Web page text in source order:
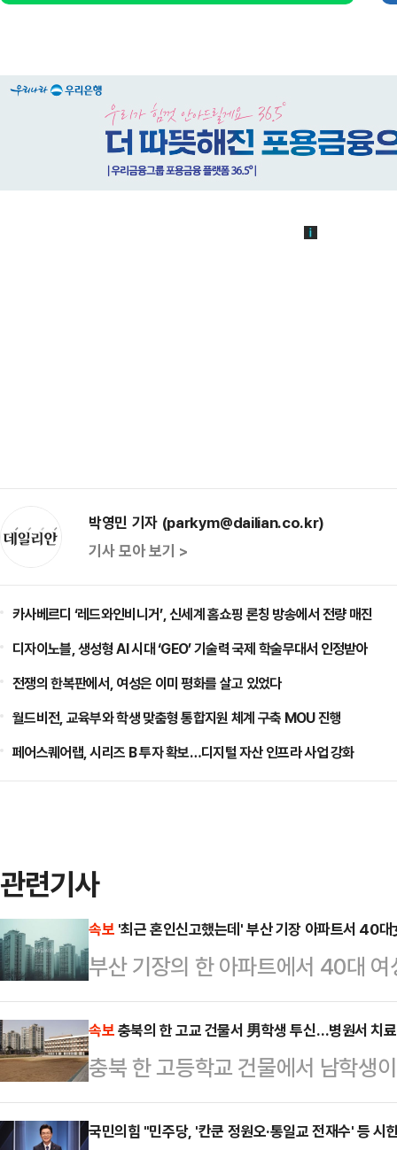
박영민 기자 (parkym@dailian.co.kr)
기사 모아 보기 >
카사베르디 ‘레드와인비니거’, 신세계 홈쇼핑 론칭 방송에서 전량 매진
디자이노블, 생성형 AI 시대 ‘GEO’ 기술력 국제 학술무대서 인정받아
전쟁의 한복판에서, 여성은 이미 평화를 살고 있었다
월드비전, 교육부와 학생 맞춤형 통합지원 체계 구축 MOU 진행
페어스퀘어랩, 시리즈 B 투자 확보…디지털 자산 인프라 사업 강화
관련기사
속보 '최근 혼인신고했는데' 부산 기장 아파트서 40
부산 기장의 한 아파트에서 40대
전 2시22분께 기장군의 한 아파트
채 발견됐다.남성을 살해한 것으로
다. 부부는 최근 혼인신고를 한 것
조사하고 있다.
속보충북의 한 고교 건물서 男학생 투신…병원서 치
충북 한 고등학교 건물에서 남학생
다.28일 소방 당국에 따르면, 전날
건물 옥상에서 "남학생이 뛰어내렸
국민의힘 "민주당, '칸쿤 정원오·통일교 전재수' 등 시